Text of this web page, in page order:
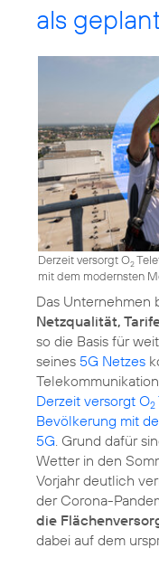
als
Derzeit versorgt O2
mit dem modernsten
Das Unternehmen
Netzqualität,
so die Basis für
seines 5G Netzes
Derzeit versorgt O2
Bevölkerung mit
5G. Grund dafür
Wetter in den
Vorjahr deutlich
der Corona-
die
dabei auf dem